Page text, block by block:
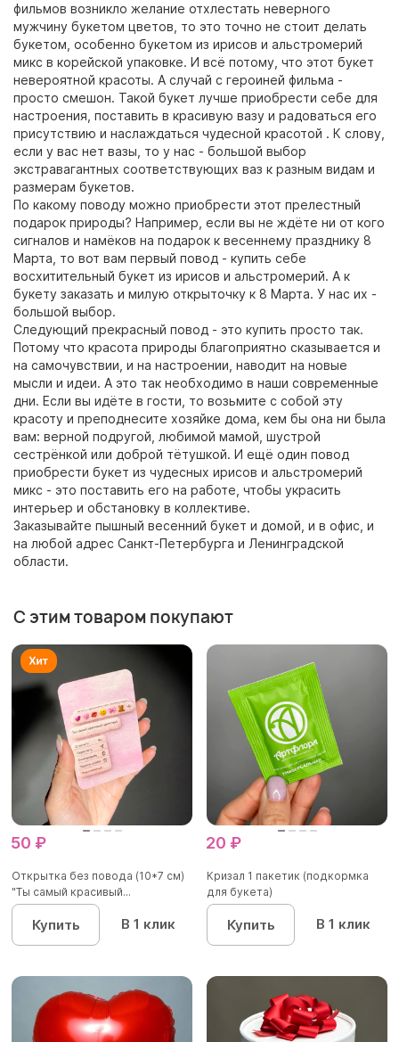
фильмов возникло желание отхлестать неверного
мужчину букетом цветов, то это точно не стоит делать
букетом, особенно букетом из ирисов и альстромерий
микс в корейской упаковке. И всё потому, что этот букет
невероятной красоты. А случай с героиней фильма -
просто смешон. Такой букет лучше приобрести себе для
настроения, поставить в красивую вазу и радоваться его
присутствию и наслаждаться чудесной красотой . К слову,
если у вас нет вазы, то у нас - большой выбор
экстравагантных соответствующих ваз к разным видам и
размерам букетов.
По какому поводу можно приобрести этот прелестный
подарок природы? Например, если вы не ждёте ни от кого
сигналов и намёков на подарок к весеннему празднику 8
Марта, то вот вам первый повод - купить себе
восхитительный букет из ирисов и альстромерий. А к
букету заказать и милую открыточку к 8 Марта. У нас их -
большой выбор.
Следующий прекрасный повод - это купить просто так.
Потому что красота природы благоприятно сказывается и
на самочувствии, и на настроении, наводит на новые
мысли и идеи. А это так необходимо в наши современные
дни. Если вы идёте в гости, то возьмите с собой эту
красоту и преподнесите хозяйке дома, кем бы она ни была
вам: верной подругой, любимой мамой, шустрой
сестрёнкой или доброй тётушкой. И ещё один повод
приобрести букет из чудесных ирисов и альстромерий
микс - это поставить его на работе, чтобы украсить
интерьер и обстановку в коллективе.
Заказывайте пышный весенний букет и домой, и в офис, и
на любой адрес Санкт-Петербурга и Ленинградской
области.
С этим товаром покупают
50 ₽
Открытка без повода (10*7 см)
"Ты самый красивый...
Купить В 1 клик
20 ₽
Кризал 1 пакетик (подкормка
для букета)
Купить В 1 клик